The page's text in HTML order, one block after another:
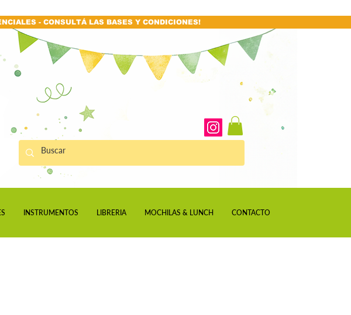
- CONSULTÁ LAS BASES Y CONDICIONES!
INSTRUMENTOS LIBRERIA MOCHILAS & LUNCH CONTACTO